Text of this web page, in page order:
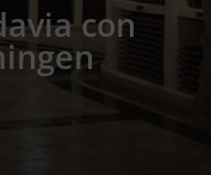
con